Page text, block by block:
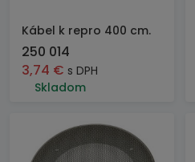
Kábel k repro 400 cm.
250 014
3,74 € s DPH
Skladom